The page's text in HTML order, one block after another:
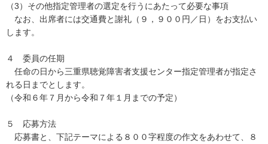
（3）その他指定管理者の選定を行うにあたって必要な事項
なお、出席者には交通費と謝礼（９，９００円／日）をお支払い
します。
４ 委員の任期
任命の日から三重県聴覚障害者支援センター指定管理者が指定さ
れる日までとします。
（令和６年７月から令和７年１月までの予定）
５ 応募方法
応募書と、下記テーマによる８００字程度の作文をあわせて、８